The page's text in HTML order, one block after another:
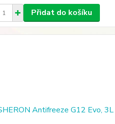
Přidat do košíku